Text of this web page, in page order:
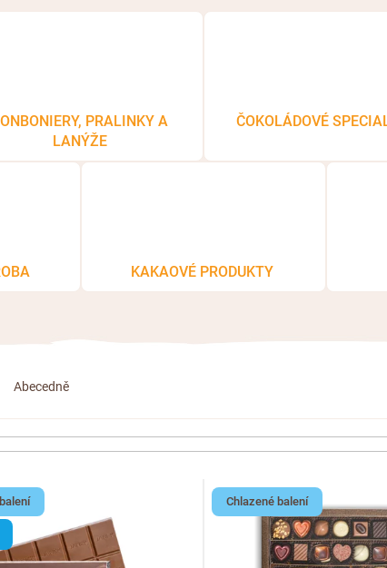
PRALINKY A
LANÝŽE
ČOKOLÁDOVÉ
KAKAOVÉ PRODUKTY
Abecedně
Chlazené balení